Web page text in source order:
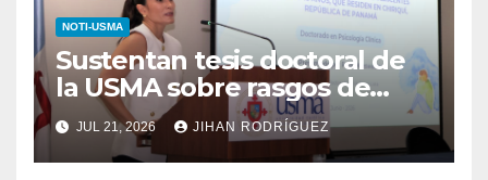
NOTI-USMA
Sustentan tesis doctoral de
la USMA sobre rasgos de
personalidad y conductas de
autolesión en adolescentes
JUL 21, 2026 JIHAN RODRÍGUEZ